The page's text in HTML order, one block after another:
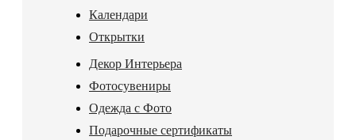
Календари
Открытки
Декор Интерьера
Фотосувениры
Одежда с Фото
Подарочные сертификаты